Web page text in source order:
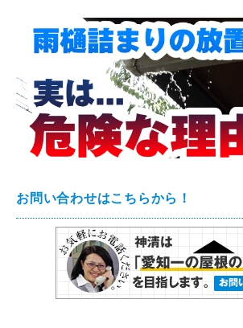
お問い合わせはこちらから！